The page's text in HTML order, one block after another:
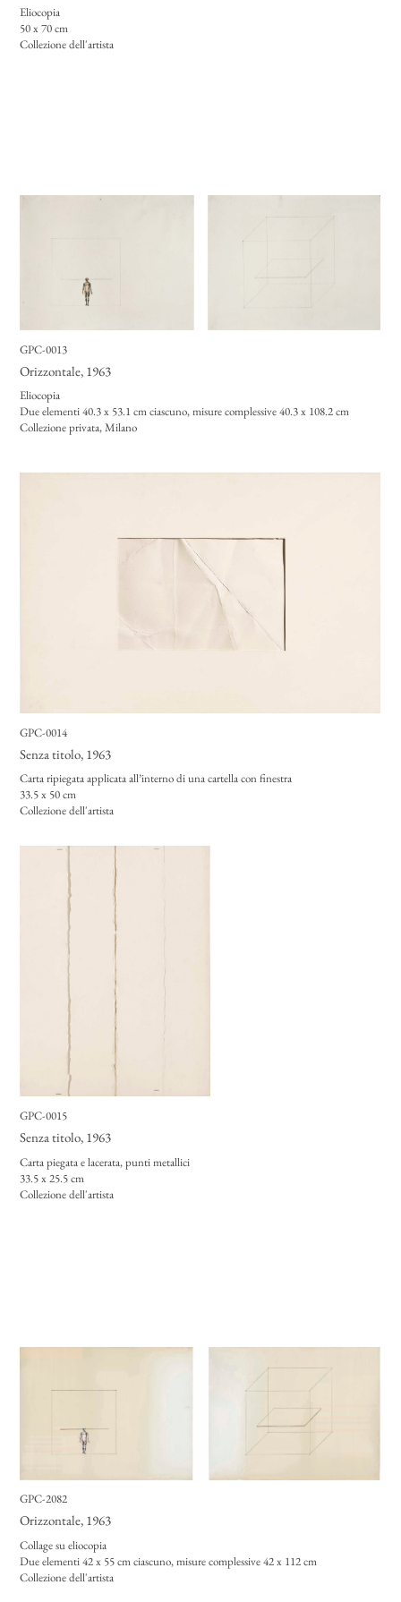
Eliocopia
50 x 70 cm
Collezione dell'artista
GPC-0013
Orizzontale, 1963
Eliocopia
Due elementi 40.3 x 53.1 cm ciascuno, misure complessive 40.3 x 108.2 cm
Collezione privata, Milano
GPC-0014
Senza titolo, 1963
Carta ripiegata applicata all’interno di una cartella con finestra
33.5 x 50 cm
Collezione dell'artista
GPC-0015
Senza titolo, 1963
Carta piegata e lacerata, punti metallici
33.5 x 25.5 cm
Collezione dell'artista
GPC-2082
Orizzontale, 1963
Collage su eliocopia
Due elementi 42 x 55 cm ciascuno, misure complessive 42 x 112 cm
Collezione dell'artista